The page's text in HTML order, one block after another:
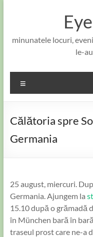
minunatele locuri,
le-
Călătoria spre
Germania
25 august, miercuri.
Germania. Ajungem la
15.10 după o grămadă
în München bară în
traseul prost care ne-a